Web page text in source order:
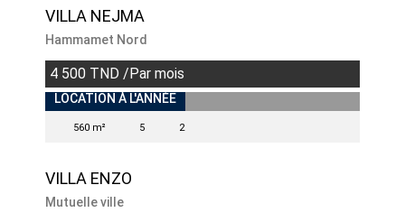
VILLA NEJMA
Hammamet Nord
4 500 TND /Par mois
INDISPONIBLE
LOCATION À L'ANNÉE
560 m² 5 2
VILLA ENZO
Mutuelle ville